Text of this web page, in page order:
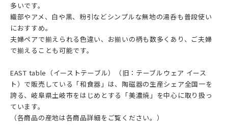
多いです。
織部やアメ、白や黒、粉引などシンプルな無地の湯呑も普段使い
におすすめ。
夫婦ペアで揃えられる色違い、お揃いの柄も数多くあり、ご夫婦
で揃えることも可能です。
EAST table（イーストテーブル）（旧：テーブルウェア イース
ト）で販売している「和食器」は、陶磁器の生産シェア全国一を
誇る、岐阜県土岐市をはじめとする「美濃焼」を中心に取り扱っ
ています。
（各商品の産地は各商品詳細をご覧ください。）